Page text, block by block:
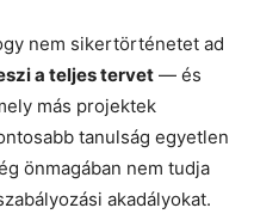
nem sikertörténetet ad
a teljes tervet — és
más projektek
tanulság egyetlen
önmagában nem tudja
akadályokat.